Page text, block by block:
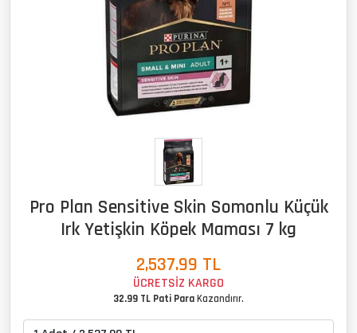
Pro Plan Sensitive Skin Somonlu Küçük
Irk Yetişkin Köpek Maması 7 kg
2,537.99 TL
ÜCRETSİZ KARGO
32.99 TL Pati ParaKazandırır.